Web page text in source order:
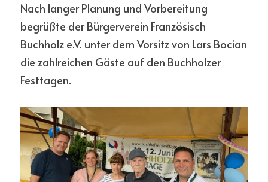
Nach langer Planung und Vorbereitung
begrüßte der Bürgerverein Französisch
Buchholz e.V. unter dem Vorsitz von Lars Bocian
die zahlreichen Gäste auf den Buchholzer
Festtagen.